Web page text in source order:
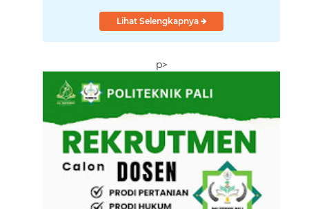
Pemerhati MintaLihat Selengkapnya
p>